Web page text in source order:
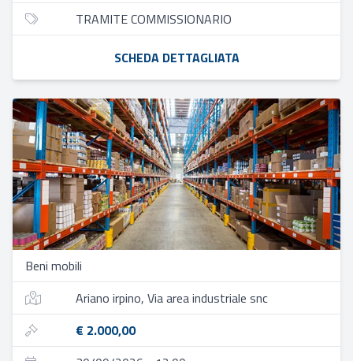
TRAMITE COMMISSIONARIO
SCHEDA DETTAGLIATA
Beni mobili
Ariano irpino, Via area industriale snc
€ 2.000,00